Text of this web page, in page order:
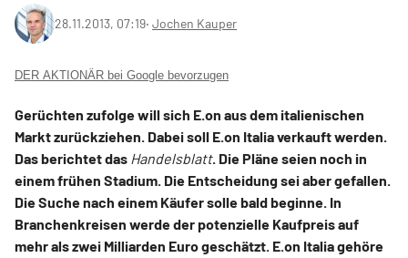
28.11.2013, 07:19‧ Jochen Kauper
DER AKTIONÄR bei Google bevorzugen
Gerüchten zufolge will sich E.on aus dem italienischen
Markt zurückziehen. Dabei soll E.on Italia verkauft werden.
Das berichtet das Handelsblatt. Die Pläne seien noch in
einem frühen Stadium. Die Entscheidung sei aber gefallen.
Die Suche nach einem Käufer solle bald beginne. In
Branchenkreisen werde der potenzielle Kaufpreis auf
mehr als zwei Milliarden Euro geschätzt. E.on Italia gehöre